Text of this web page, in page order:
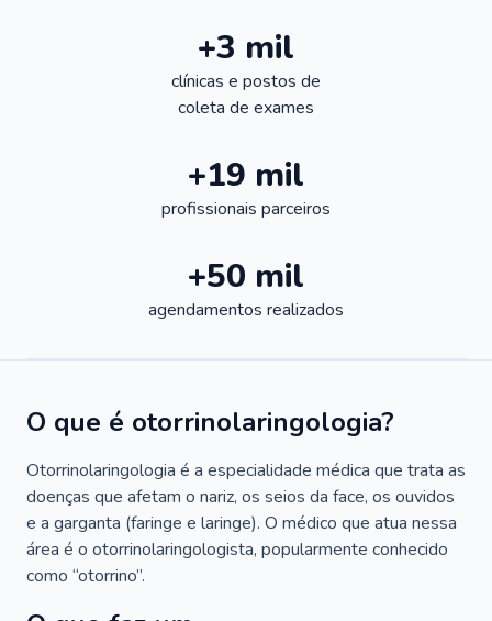
+3 mil
clínicas e postos de
coleta de exames
+19 mil
profissionais parceiros
+50 mil
agendamentos realizados
O que é otorrinolaringologia?
Otorrinolaringologia é a especialidade médica que trata as
doenças que afetam o nariz, os seios da face, os ouvidos
e a garganta (faringe e laringe). O médico que atua nessa
área é o otorrinolaringologista, popularmente conhecido
como “otorrino”.